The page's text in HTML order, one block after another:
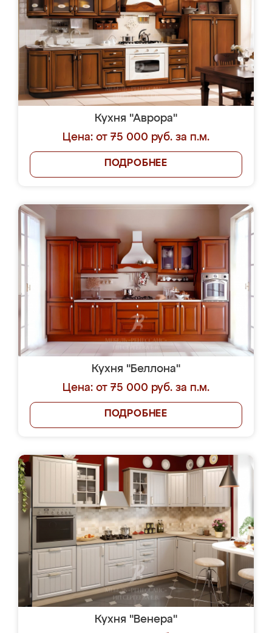
Кухня "Аврора"
Цена: от 75 000 руб. за п.м.
ПОДРОБНЕЕ
Кухня "Беллона"
Цена: от 75 000 руб. за п.м.
ПОДРОБНЕЕ
Кухня "Венера"